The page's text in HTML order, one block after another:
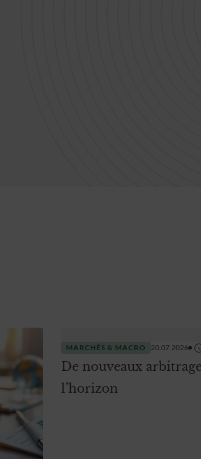
MARCHÉS & MACRO 20.07.2026
De nouveaux
l’horizon